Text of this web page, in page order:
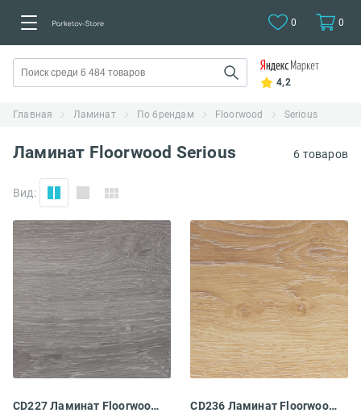
0 0
4,2
Главная Ламинат По брендам Floorwood Serious
Ламинат Floorwood Serious 6 товаров
Вид:
CD227 Ламинат Floorwood Serious Дуб Провиденс CD236 Ламинат Floorwood Serious Дуб Ясмин